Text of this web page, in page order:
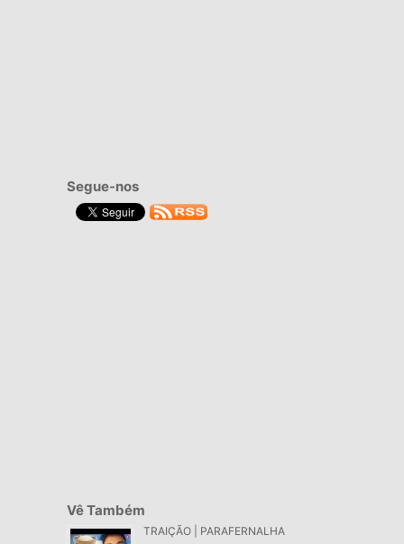
Segue-nos
Vê Também
TRAIÇÃO | PARAFERNALHA